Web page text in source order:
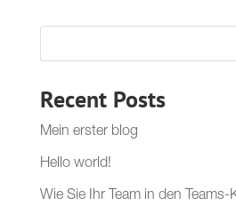
Recent Posts
Mein erster blog
Hello world!
Wie Sie Ihr Team in den